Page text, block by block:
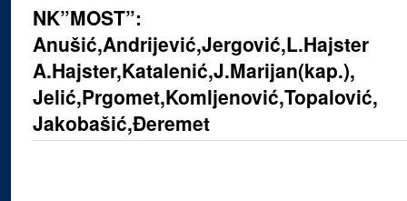
NK”MOST”:
Anušić,Andrijević,Jergović,L.Hajster
A.Hajster,Katalenić,J.Marijan(kap.),
Jelić,Prgomet,Komljenović,Topalović,
Jakobašić,Đeremet